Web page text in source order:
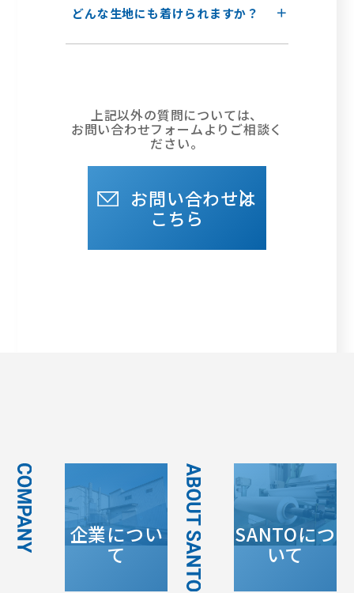
どんな生地にも着けられますか？
上記以外の質問については、
お問い合わせフォームよりご相談く
ださい。
お問い合わせは
こちら
企業につい
て
SANTOにつ
いて